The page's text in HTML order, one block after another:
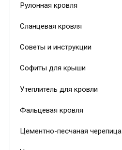
Рулонная кровля
Сланцевая кровля
Советы и инструкции
Софиты для крыши
Утеплитель для кровли
Фальцевая кровля
Цементно-песчаная черепица